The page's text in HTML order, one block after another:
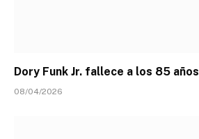
Dory Funk Jr. fallece a los 85 años
08/04/2026